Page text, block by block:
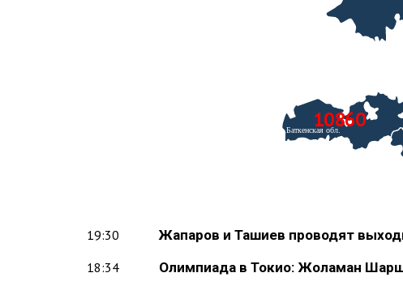
10860
19:30
Жапаров и Ташиев проводят
18:34 Олимпиада в Токио: Жоламан